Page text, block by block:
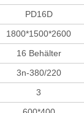
PD16D
1800*1500*2600
16 Behälter
3n-380/220
3